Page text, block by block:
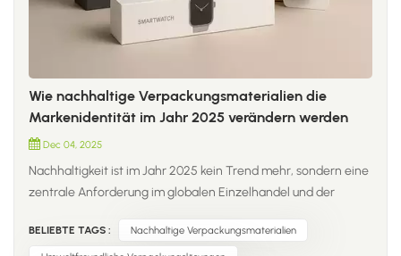
Wie nachhaltige Verpackungsmaterialien die
Markenidentität im Jahr 2025 verändern werden
Dec 04, 2025
Nachhaltigkeit ist im Jahr 2025 kein Trend mehr, sondern eine
zentrale Anforderung im globalen Einzelhandel und der
herkömmlichen Kunststoffen und setzen auf Materialien der
BELIEBTE TAGS : Nachhaltige Verpackungsmaterialien